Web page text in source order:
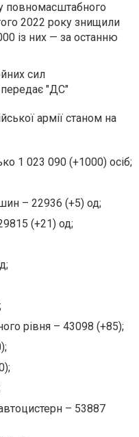
повномасштабного
2022 року знищили
із них — за останню
сил
передає "ДС"
армії станом на
1 023 090 (+1000) осіб;
– 22936 (+5) од;
(+21) од;
рівня – 43098 (+85);
– 53887